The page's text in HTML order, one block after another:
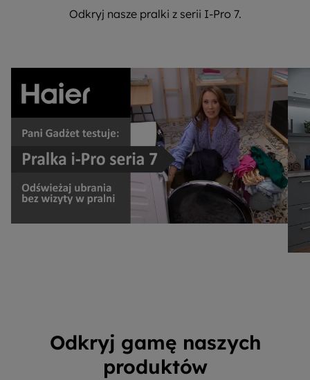
Odkryj nasze pralki z serii I-Pro 7.
Odkryj gamę naszych
produktów